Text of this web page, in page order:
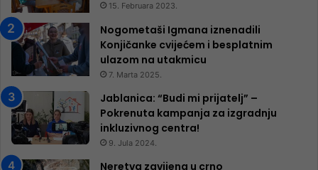
15. Februara 2023.
Nogometaši Igmana iznenadili
Konjičanke cvijećem i besplatnim
ulazom na utakmicu
7. Marta 2025.
Jablanica: “Budi mi prijatelj” –
Pokrenuta kampanja za izgradnju
inkluzivnog centra!
9. Jula 2024.
Neretva zavijena u crno